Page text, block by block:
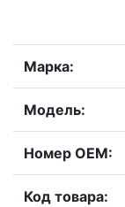
Марка:
Модель:
Номер OEM:
Код товара: